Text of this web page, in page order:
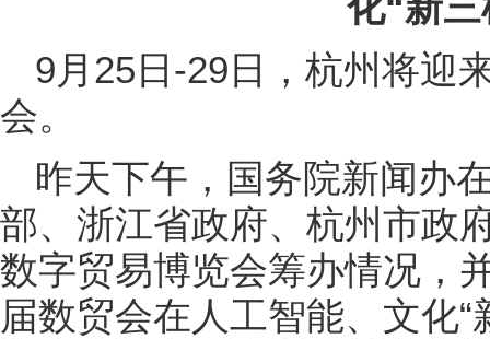
9月25日-29日，杭州将迎
会。
昨天下午，国务院新闻办
部、浙江省政府、杭州市政
数字贸易博览会筹办情况，
届数贸会在人工智能、文化